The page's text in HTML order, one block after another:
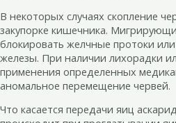
В некоторых случаях скопление
закупорке кишечника.
блокировать желчные протоки
железы. При наличии лихорадки
применения определенных
аномальное перемещение червей.
Что касается передачи яиц